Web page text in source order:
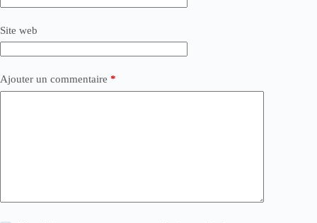
Site web
Ajouter un commentaire *